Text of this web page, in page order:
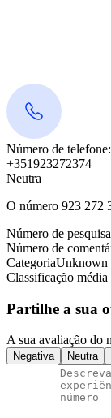
Número de telefone:
+351923272374
Neutra
O número 923 272
Número de
Número de
CategoriaUnknown
Classificação
Partilhe a sua
A sua avaliação do
Negativa Neutra